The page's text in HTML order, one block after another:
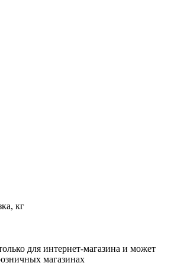
кг
для интернет-магазина и может
магазинах